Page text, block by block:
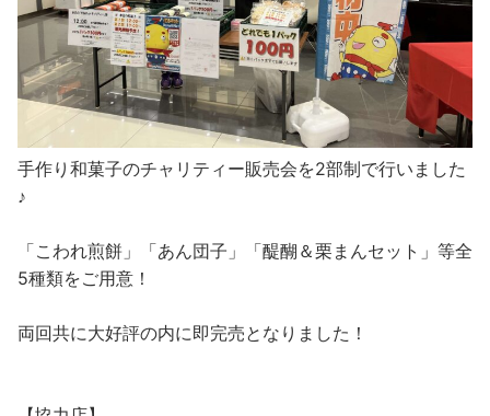
手作り和菓子のチャリティー販売会を2部制で行いました
♪
「こわれ煎餅」「あん団子」「醍醐＆栗まんセット」等全
5種類をご用意！
両回共に大好評の内に即完売となりました！